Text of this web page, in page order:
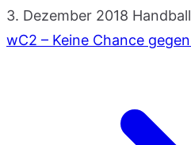
3. Dezember 2018 Handball
wC2 – Keine Chance